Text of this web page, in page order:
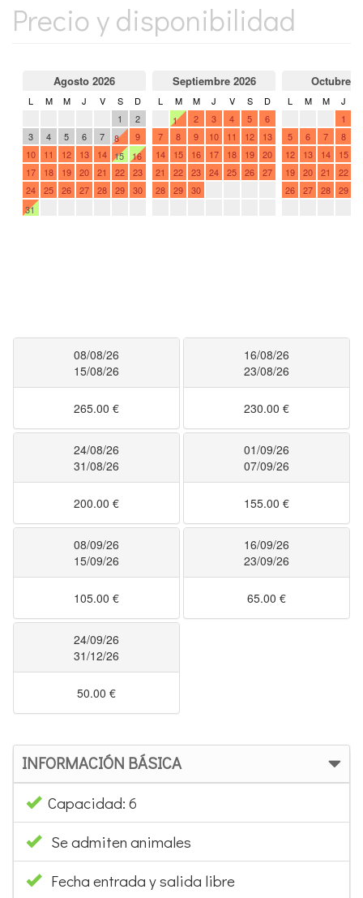
Precio y disponibilidad
08/08/26
15/08/26
265.00 €
16/08/26
23/08/26
230.00 €
24/08/26
31/08/26
200.00 €
01/09/26
07/09/26
155.00 €
08/09/26
15/09/26
105.00 €
16/09/26
23/09/26
65.00 €
24/09/26
31/12/26
50.00 €
INFORMACIÓN BÁSICA
Capacidad: 6
Se admiten animales
Fecha entrada y salida libre